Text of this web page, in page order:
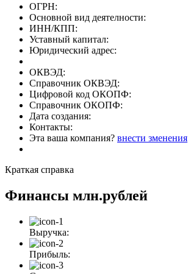
ОГРН:
Основной вид деятелности:
ИНН/КПП:
Уставный капитал:
Юридический адрес:
ОКВЭД:
Справочник ОКВЭД:
Цифровой код ОКОПФ:
Справочник ОКОПФ:
Дата создания:
Контакты:
Эта ваша компания? внести зменения
Краткая справка
Финансы млн.рублей
Выручка:
Прибыль: